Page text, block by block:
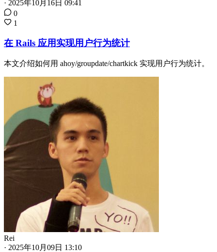
· 2025年10月16日 09:41
0
1
在 Rails 应用实现用户行为统计
本文介绍如何用 ahoy/groupdate/chartkick 实现用户行为统计。
Rei
· 2025年10月09日 13:10